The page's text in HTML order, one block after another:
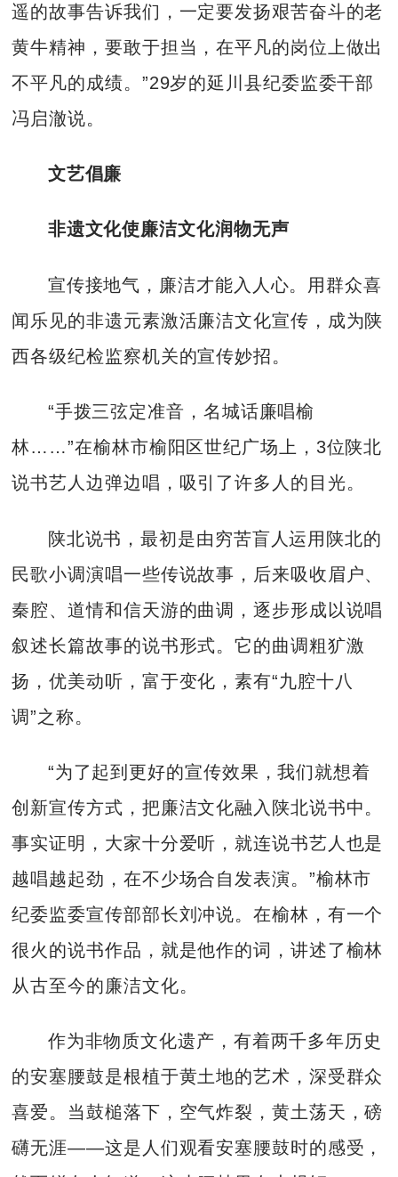
遥的故事告诉我们，一定要发扬艰苦奋斗的老
黄牛精神，要敢于担当，在平凡的岗位上做出
不平凡的成绩。”29岁的延川县纪委监委干部
冯启澈说。
文艺倡廉
非遗文化使廉洁文化润物无声
宣传接地气，廉洁才能入人心。用群众喜
闻乐见的非遗元素激活廉洁文化宣传，成为陕
西各级纪检监察机关的宣传妙招。
“手拨三弦定准音，名城话廉唱榆
林……”在榆林市榆阳区世纪广场上，3位陕北
说书艺人边弹边唱，吸引了许多人的目光。
陕北说书，最初是由穷苦盲人运用陕北的
民歌小调演唱一些传说故事，后来吸收眉户、
秦腔、道情和信天游的曲调，逐步形成以说唱
叙述长篇故事的说书形式。它的曲调粗犷激
扬，优美动听，富于变化，素有“九腔十八
调”之称。
“为了起到更好的宣传效果，我们就想着
创新宣传方式，把廉洁文化融入陕北说书中。
事实证明，大家十分爱听，就连说书艺人也是
越唱越起劲，在不少场合自发表演。”榆林市
纪委监委宣传部部长刘冲说。在榆林，有一个
很火的说书作品，就是他作的词，讲述了榆林
从古至今的廉洁文化。
作为非物质文化遗产，有着两千多年历史
的安塞腰鼓是根植于黄土地的艺术，深受群众
喜爱。当鼓槌落下，空气炸裂，黄土荡天，磅
礴无涯——这是人们观看安塞腰鼓时的感受，